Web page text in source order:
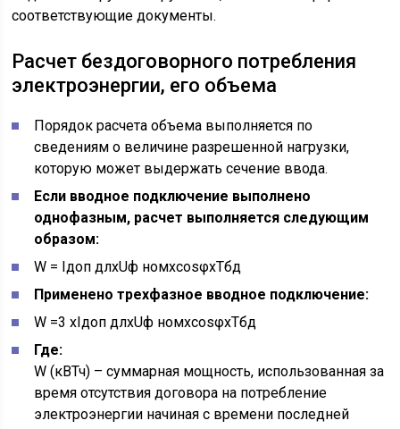
соответствующие документы.
Расчет бездоговорного потребления
электроэнергии, его объема
Порядок расчета объема выполняется по
сведениям о величине разрешенной нагрузки,
которую может выдержать сечение ввода.
Если вводное подключение выполнено
однофазным, расчет выполняется следующим
образом:
W = Iдоп длxUф номxcosφxTбд
Применено трехфазное вводное подключение:
W =3 хIдоп длxUф номxcosφxTбд
Где:
W (кВТч) – суммарная мощность, использованная за
время отсутствия договора на потребление
электроэнергии начиная с времени последней